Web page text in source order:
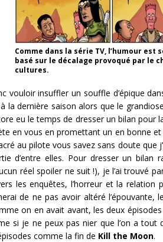
Comme dans la série TV, l’humour est
basé sur le décalage provoqué par le
cultures.
vouloir insuffler un souffle d’épique
la dernière saison alors que le
eu le temps de dresser un bilan
en vous en promettant un en bonne
au pilote vous savez sans doute que
d’entre elles. Pour dresser un bilan
réel spoiler ne suit !), je l’ai trouvé
les enquêtes, l’horreur et la relation
de ne pas avoir altéré l’épouvante,
on en avait avant, les deux
si je ne peux pas nier que l’on a
comme la fin de Kill the Moon.